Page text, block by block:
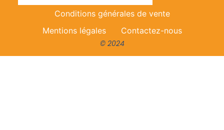
Conditions générales de vente
Mentions légales
Contactez-nous
© 2024